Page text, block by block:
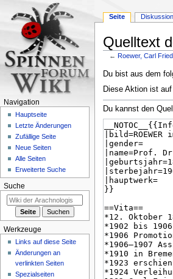
Quelltext
← Roewer, Carl
Zur
Navigation
Zur
Suche
Du bist aus dem
Diese Aktion ist
Du kannst den
Seite Diskussion
Navigation
Hauptseite
Letzte Änderungen
Zufällige Seite
Neue Seiten
Alle Seiten
Erweiterte Suche
Suche
Werkzeuge
Links auf diese Seite
Änderungen an
verlinkten Seiten
Spezialseiten